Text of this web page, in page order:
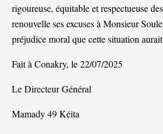
rigoureuse, équitable et respectueuse
renouvelle ses excuses à Monsieur
préjudice moral que cette situation
Fait à Conakry, le 22/07/2025
Le Directeur Général
Mamady 49 Kéita